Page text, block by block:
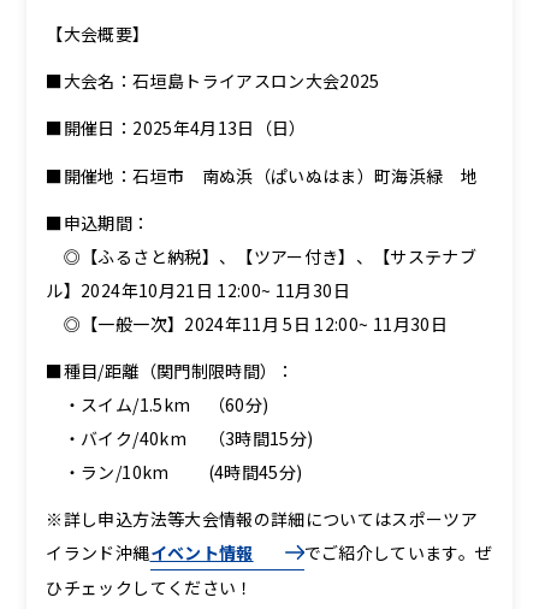
【大会概要】
■大会名：石垣島トライアスロン大会2025
■開催日：2025年4月13日（日）
■開催地：石垣市 南ぬ浜（ぱいぬはま）町海浜緑 地
■申込期間：
◎【ふるさと納税】、【ツアー付き】、【サステナブ
ル】2024年10月21日 12:00~ 11月30日
◎【一般一次】2024年11月 5日 12:00~ 11月30日
■種目/距離（関門制限時間）：
・スイム/1.5km （60分)
・バイク/40km （3時間15分)
・ラン/10km (4時間45分)
※詳し申込方法等大会情報の詳細についてはスポーツア
イランド沖縄イベント情報
でご紹介しています。ぜ
ひチェックしてください！